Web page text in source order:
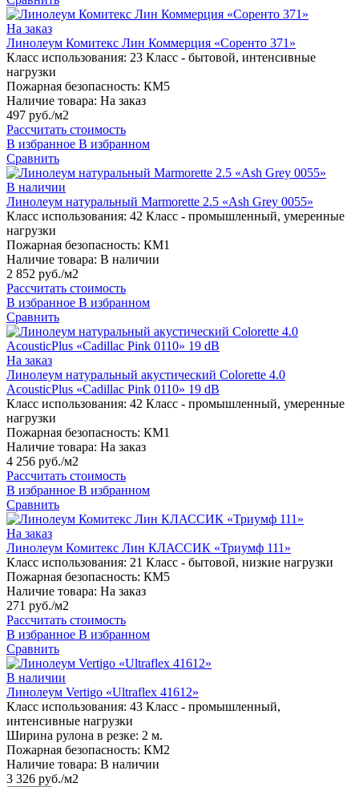
На заказ
Линолеум Комитекс Лин Коммерция «Соренто 371»
Класс использования: 23 Класс - бытовой, интенсивные
нагрузки
Пожарная безопасность: КМ5
Наличие товара: На заказ
497 руб./м2
Рассчитать стоимость
В избранное В избранном
Сравнить
В наличии
Линолеум натуральный Marmorette 2.5 «Ash Grey 0055»
Класс использования: 42 Класс - промышленный, умеренные
нагрузки
Пожарная безопасность: КМ1
Наличие товара: В наличии
2 852 руб./м2
Рассчитать стоимость
В избранное В избранном
Сравнить
На заказ
Линолеум натуральный акустический Colorette 4.0
AcousticPlus «Cadillac Pink 0110» 19 dB
Класс использования: 42 Класс - промышленный, умеренные
нагрузки
Пожарная безопасность: КМ1
Наличие товара: На заказ
4 256 руб./м2
Рассчитать стоимость
В избранное В избранном
Сравнить
На заказ
Линолеум Комитекс Лин КЛАССИК «Триумф 111»
Класс использования: 21 Класс - бытовой, низкие нагрузки
Пожарная безопасность: КМ5
Наличие товара: На заказ
271 руб./м2
Рассчитать стоимость
В избранное В избранном
Сравнить
В наличии
Линолеум Vertigo «Ultraflex 41612»
Класс использования: 43 Класс - промышленный,
интенсивные нагрузки
Ширина рулона в резке: 2 м.
Пожарная безопасность: КМ2
Наличие товара: В наличии
3 326 руб./м2